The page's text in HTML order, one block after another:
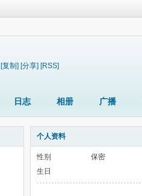
[复制] [分享] [RSS]
日志 相册 广播
个人资料
性别
保密
生日